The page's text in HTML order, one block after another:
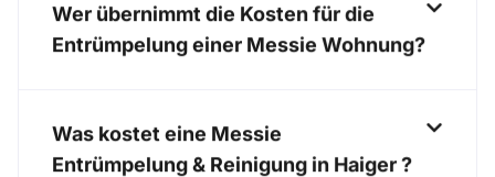
Wer übernimmt die Kosten für die
Entrümpelung einer Messie Wohnung?
Was kostet eine Messie
Entrümpelung & Reinigung in Haiger ?